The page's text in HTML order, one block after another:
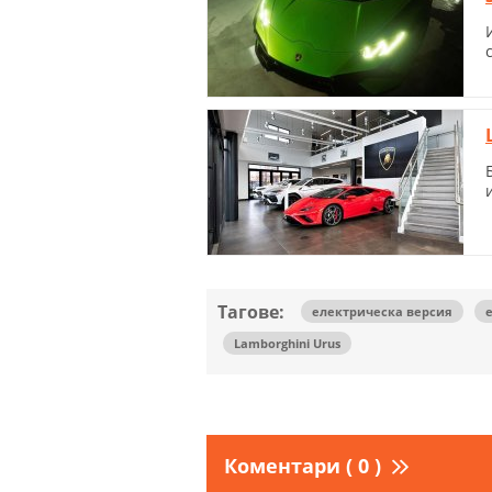
Тагове: електрическа версия
Lamborghini Urus
Коментари ( 0 )